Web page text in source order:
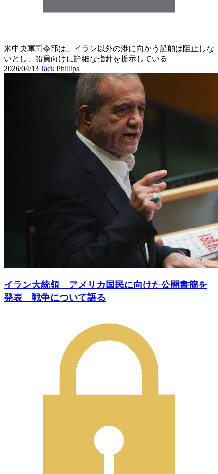
米中央軍司令部は、イラン以外の港に向かう船舶は阻止しな
いとし、船員向けに詳細な指針を提示している
2026/04/13 Jack Phillips
イラン大統領 アメリカ国民に向けた公開書簡を
発表 戦争について語る